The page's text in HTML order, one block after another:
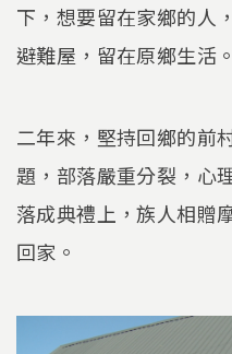
下，想要留在家鄉的人
避難屋，留在原鄉生活。
二年來，堅持回鄉的前
題，部落嚴重分裂，心
落成典禮上，族人相贈
回家。